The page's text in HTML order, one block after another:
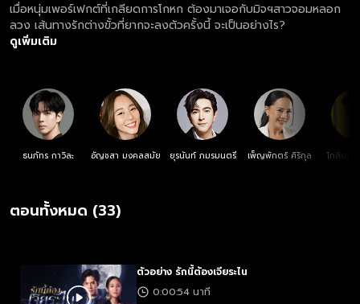
เมื่อหนุ่มเพอร์เฟกต์ที่เกลียดการโกหก ต้องมาเจอกับมิจฯสาวจอมหลอก
ลวง เส้นทางรักต่างขั้วที่ยากจะลงตัวครั้งนี้ จะเป็นอย่างไร?
ดูเพิ่มเติม
ธนภัทร กาวิละ อัญชสา มงคลสมัย ยุรนันท์ ภมรมนตรี เพ็ญพักตร์ ศิริกุล โกสินทร์
ตอนทั้งหมด (33)
ตัวอย่าง รักนี้ต้องเจียระไน
0:00:54 นาที